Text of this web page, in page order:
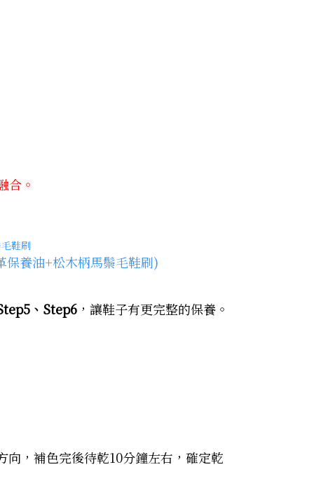
合。
養油+松木柄馬鬃毛鞋刷)
、Step6 ，讓鞋子有更完整的保養。
向，補色完後待乾10分鐘左右，確定乾